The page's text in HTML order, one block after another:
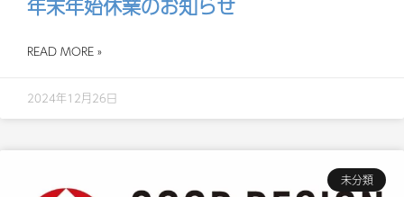
READ MORE »
2024年12月26日
未分類